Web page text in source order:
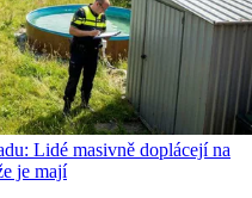
Lidé masivně doplácejí na
je mají